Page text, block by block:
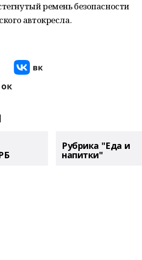
ремень безопасности
автокресла.
Рубрика "Еда и
напитки"